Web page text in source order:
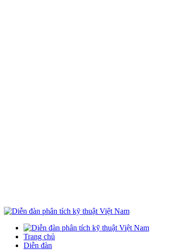
Trang chủ
Diễn đàn